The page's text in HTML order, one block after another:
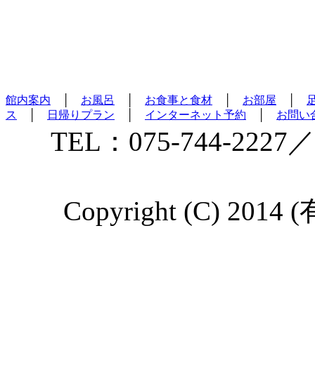
館内案内 お風呂 お食事と食材 お部屋
ス
日帰りプラン インターネット予約 お問い
TEL：075-744-2227
Copyright (C) 2014 (